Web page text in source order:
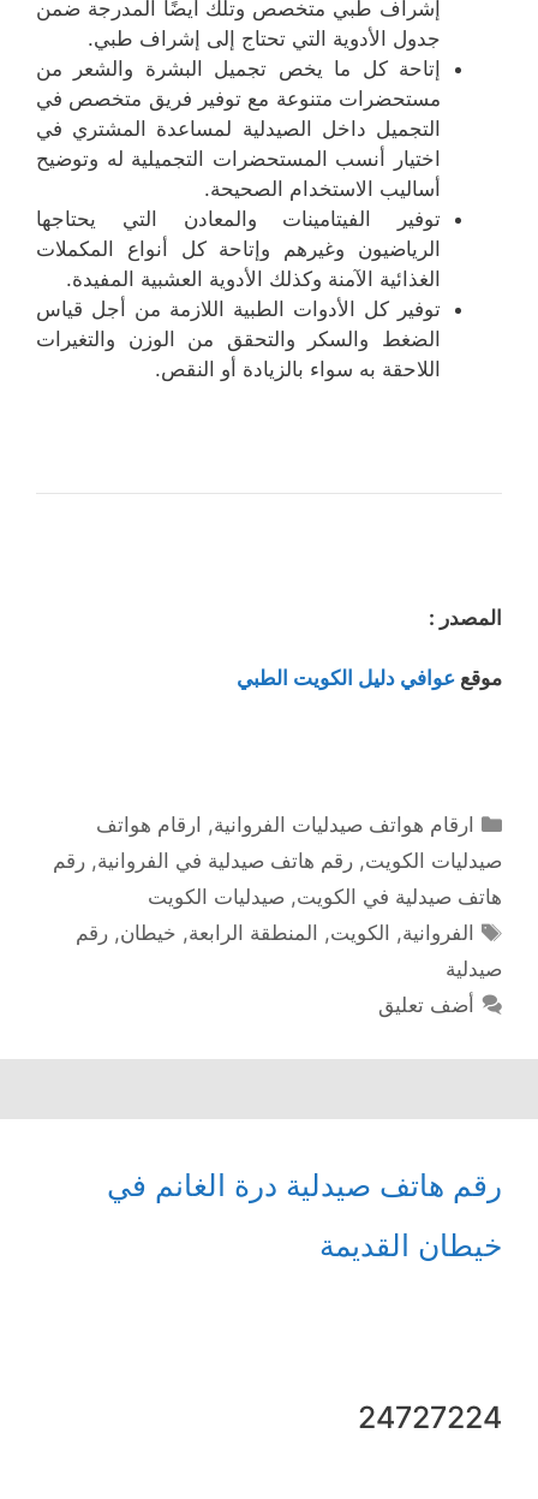
إشراف طبي متخصص وتلك أيضًا المدرجة ضمن
جدول الأدوية التي تحتاج إلى إشراف طبي.
إتاحة كل ما يخص تجميل البشرة والشعر من
مستحضرات متنوعة مع توفير فريق متخصص في
التجميل داخل الصيدلية لمساعدة المشتري في
اختيار أنسب المستحضرات التجميلية له وتوضيح
أساليب الاستخدام الصحيحة.
توفير الفيتامينات والمعادن التي يحتاجها
الرياضيون وغيرهم وإتاحة كل أنواع المكملات
الغذائية الآمنة وكذلك الأدوية العشبية المفيدة.
توفير كل الأدوات الطبية اللازمة من أجل قياس
الضغط والسكر والتحقق من الوزن والتغيرات
اللاحقة به سواء بالزيادة أو النقص.
المصدر :
موقع عوافي دليل الكويت الطبي
التصنيفات
ارقام هواتف صيدليات الفروانية, ارقام هواتف
صيدليات الكويت, رقم هاتف صيدلية في الفروانية, رقم
هاتف صيدلية في الكويت, صيدليات الكويت
الوسوم
الفروانية, الكويت, المنطقة الرابعة, خيطان,رقم
صيدلية
أضف تعليق
رقم هاتف صيدلية درة الغانم في
خيطان القديمة
24727224